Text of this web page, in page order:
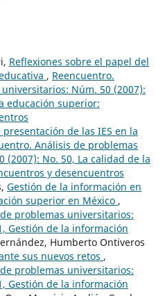
Reflexiones sobre el papel del
, Reencuentro.
Núm. 50 (2007):
educación superior:
presentación de las IES en la
Análisis de problemas
(2007): No. 50, La calidad de la
y desencuentros
Gestión de la información en
superior en México ,
problemas universitarios:
Gestión de la información
Humberto Ontiveros
sus nuevos retos ,
problemas universitarios:
Gestión de la información